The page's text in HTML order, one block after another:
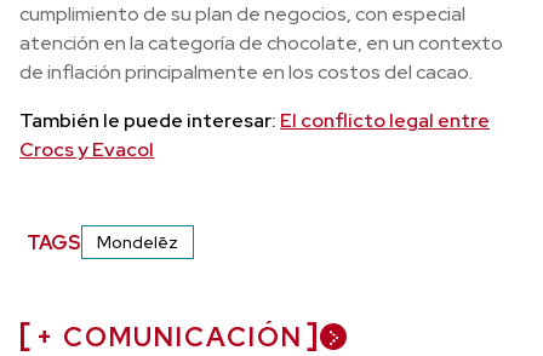
cumplimiento de su plan de negocios, con especial
atención en la categoría de chocolate, en un contexto
de inflación principalmente en los costos del cacao.
También le puede interesar: El conflicto legal entre
Crocs y Evacol
TAGS Mondelēz
+ COMUNICACIÓN